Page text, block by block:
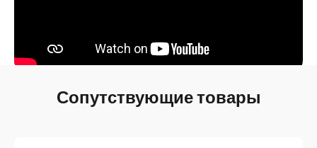
Сопутствующие товары